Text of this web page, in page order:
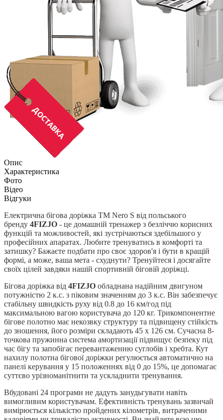
Опис
Характеристика
Фото
Відео
Відгуки
Електрична бігова доріжка TM Nero S від польського
бренду 4FIZJO - це домашній тренажер з безліччю корисних
функцій та можливостей, які зустрічаються здебільшого у
професійних апаратах. Любите тренуватись в комфорті та
затишку? Бажаєте подбати про своє здоров'я і бути в кращій
формі, а може, ваша мета - схуднути? Тренуйтеся і досягайте
своїх цілей завдяки нашій спортивній біговій доріжці.
Бігова доріжка від 4FIZJO обладнана надійним двигуном
потужністю 2 к.с. з піковим значенням до 3 к.с. Він забезпечує
стабільну швидкість руху від 0.8 до 16 км/год під
максимальною вагою користувача до 120 кг. Трикомпонентне
бігове полотно має некозвку структуру та підвищену стійкість
до зношення, його розміри складають 45 x 126 см. Сучасна 8-
точкова пружинна система амортизації підвищує безпеку під
час бігу та запобігає перевантаженню суглобів і хребта. Кут
нахилу полотна бігової доріжки регулюється автоматично на
панелі керування у 15 положеннях від 0 до 15%, це допомагає
суттєво урізноманітнити та ускладнити тренування.
Вбудовані 24 програми не дадуть занудьгувати навіть
вимогливим користувачам. Ефективність тренувань зазвичай
вимірюється кількістю пройдених кілометрів, витраченими